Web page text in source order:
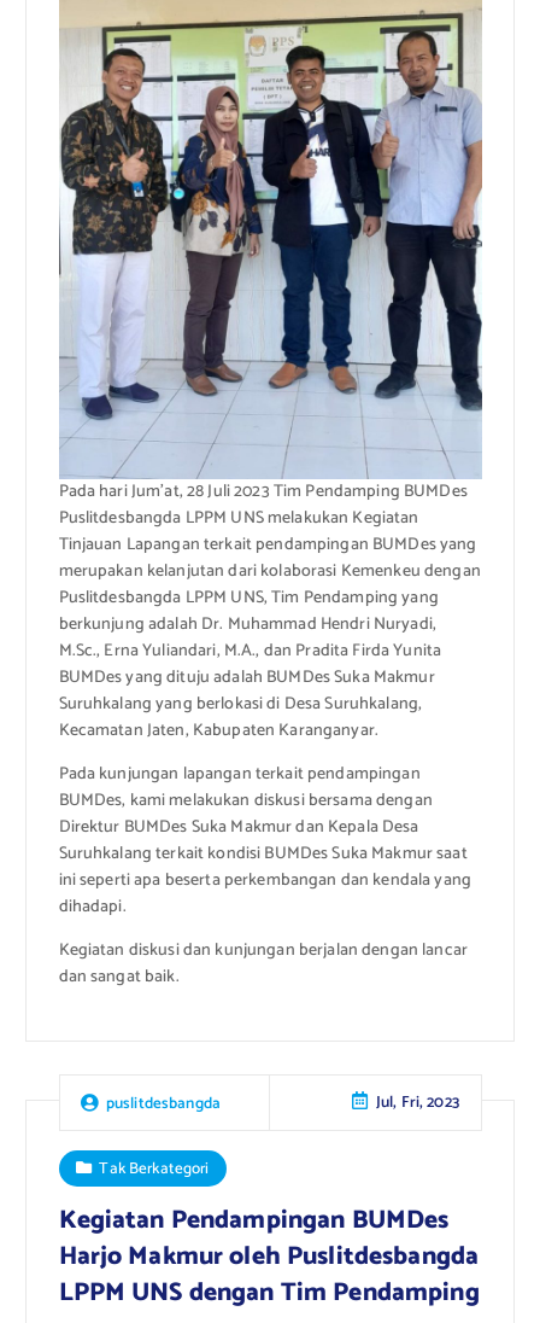
Pada hari Jum’at, 28 Juli 2023 Tim Pendamping BUMDes
Puslitdesbangda LPPM UNS melakukan Kegiatan
Tinjauan Lapangan terkait pendampingan BUMDes yang
merupakan kelanjutan dari kolaborasi Kemenkeu dengan
Puslitdesbangda LPPM UNS, Tim Pendamping yang
berkunjung adalah Dr. Muhammad Hendri Nuryadi,
M.Sc., Erna Yuliandari, M.A., dan Pradita Firda Yunita
BUMDes yang dituju adalah BUMDes Suka Makmur
Suruhkalang yang berlokasi di Desa Suruhkalang,
Kecamatan Jaten, Kabupaten Karanganyar.
Pada kunjungan lapangan terkait pendampingan
BUMDes, kami melakukan diskusi bersama dengan
Direktur BUMDes Suka Makmur dan Kepala Desa
Suruhkalang terkait kondisi BUMDes Suka Makmur saat
ini seperti apa beserta perkembangan dan kendala yang
dihadapi.
Kegiatan diskusi dan kunjungan berjalan dengan lancar
dan sangat baik.
puslitdesbangda Jul, Fri, 2023
Tak Berkategori
Kegiatan Pendampingan BUMDes
Harjo Makmur oleh Puslitdesbangda
LPPM UNS dengan Tim Pendamping